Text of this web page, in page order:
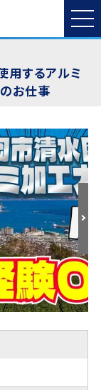
用するアルミ
お仕事